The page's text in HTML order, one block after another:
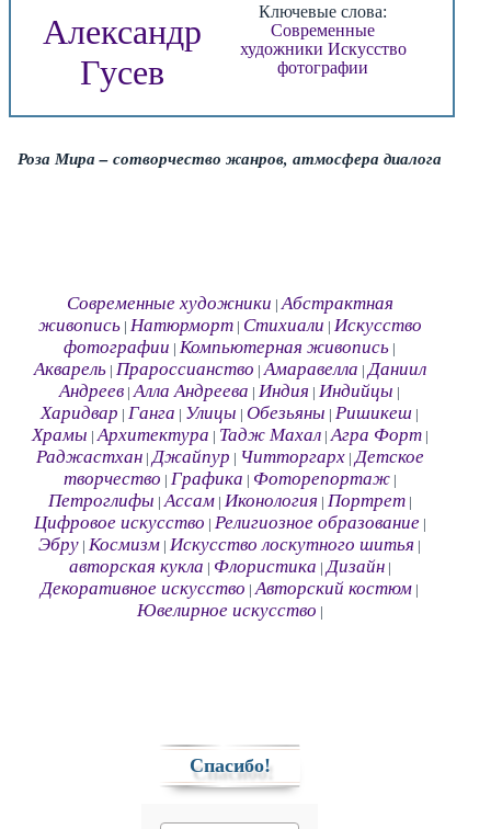
Александр
Гусев
Ключевые слова:
Современные
художники Искусство
фотографии
Роза Мира – сотворчество жанров, атмосфера диалога
Современные художники |Абстрактная
живопись| Натюрморт| Стихиали Искусство
фотографии |Компьютерная живопись
Акварель| Прароссианство |Амаравелла |Даниил
Андреев |Алла Андреева |Индия |Индийцы
Харидвар |Ганга Улицы |Обезьяны |Ришикеш
Храмы |Архитектура Тадж Махал|Агра Форт|
Раджастхан|Джайпур Читторгарх|Детское
творчество Графика Фоторепортаж|
Петроглифы |Ассам| Иконология Портрет|
Цифровое искусство Религиозное образование|
Эбру |Космизм |Искусство лоскутного шитья
авторская кукла Флористика |Дизайн|
Декоративное искусство |Авторский костюм
Ювелирное искусство
Спасибо!